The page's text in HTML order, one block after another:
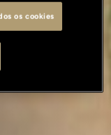
os cookies